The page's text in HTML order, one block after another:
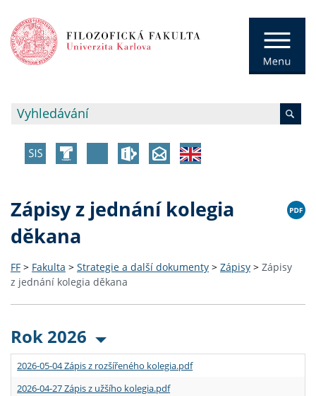
Zápisy z jednání kolegia
děkana
FF > Fakulta > Strategie a další dokumenty > Zápisy > Zápisy
z jednání kolegia děkana
Rok 2026
2026-05-04 Zápis z rozšířeného kolegia.pdf
2026-04-27 Zápis z užšího kolegia.pdf